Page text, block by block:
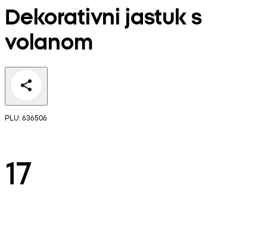
Dekorativni jastuk s
volanom
PLU: 636506
17